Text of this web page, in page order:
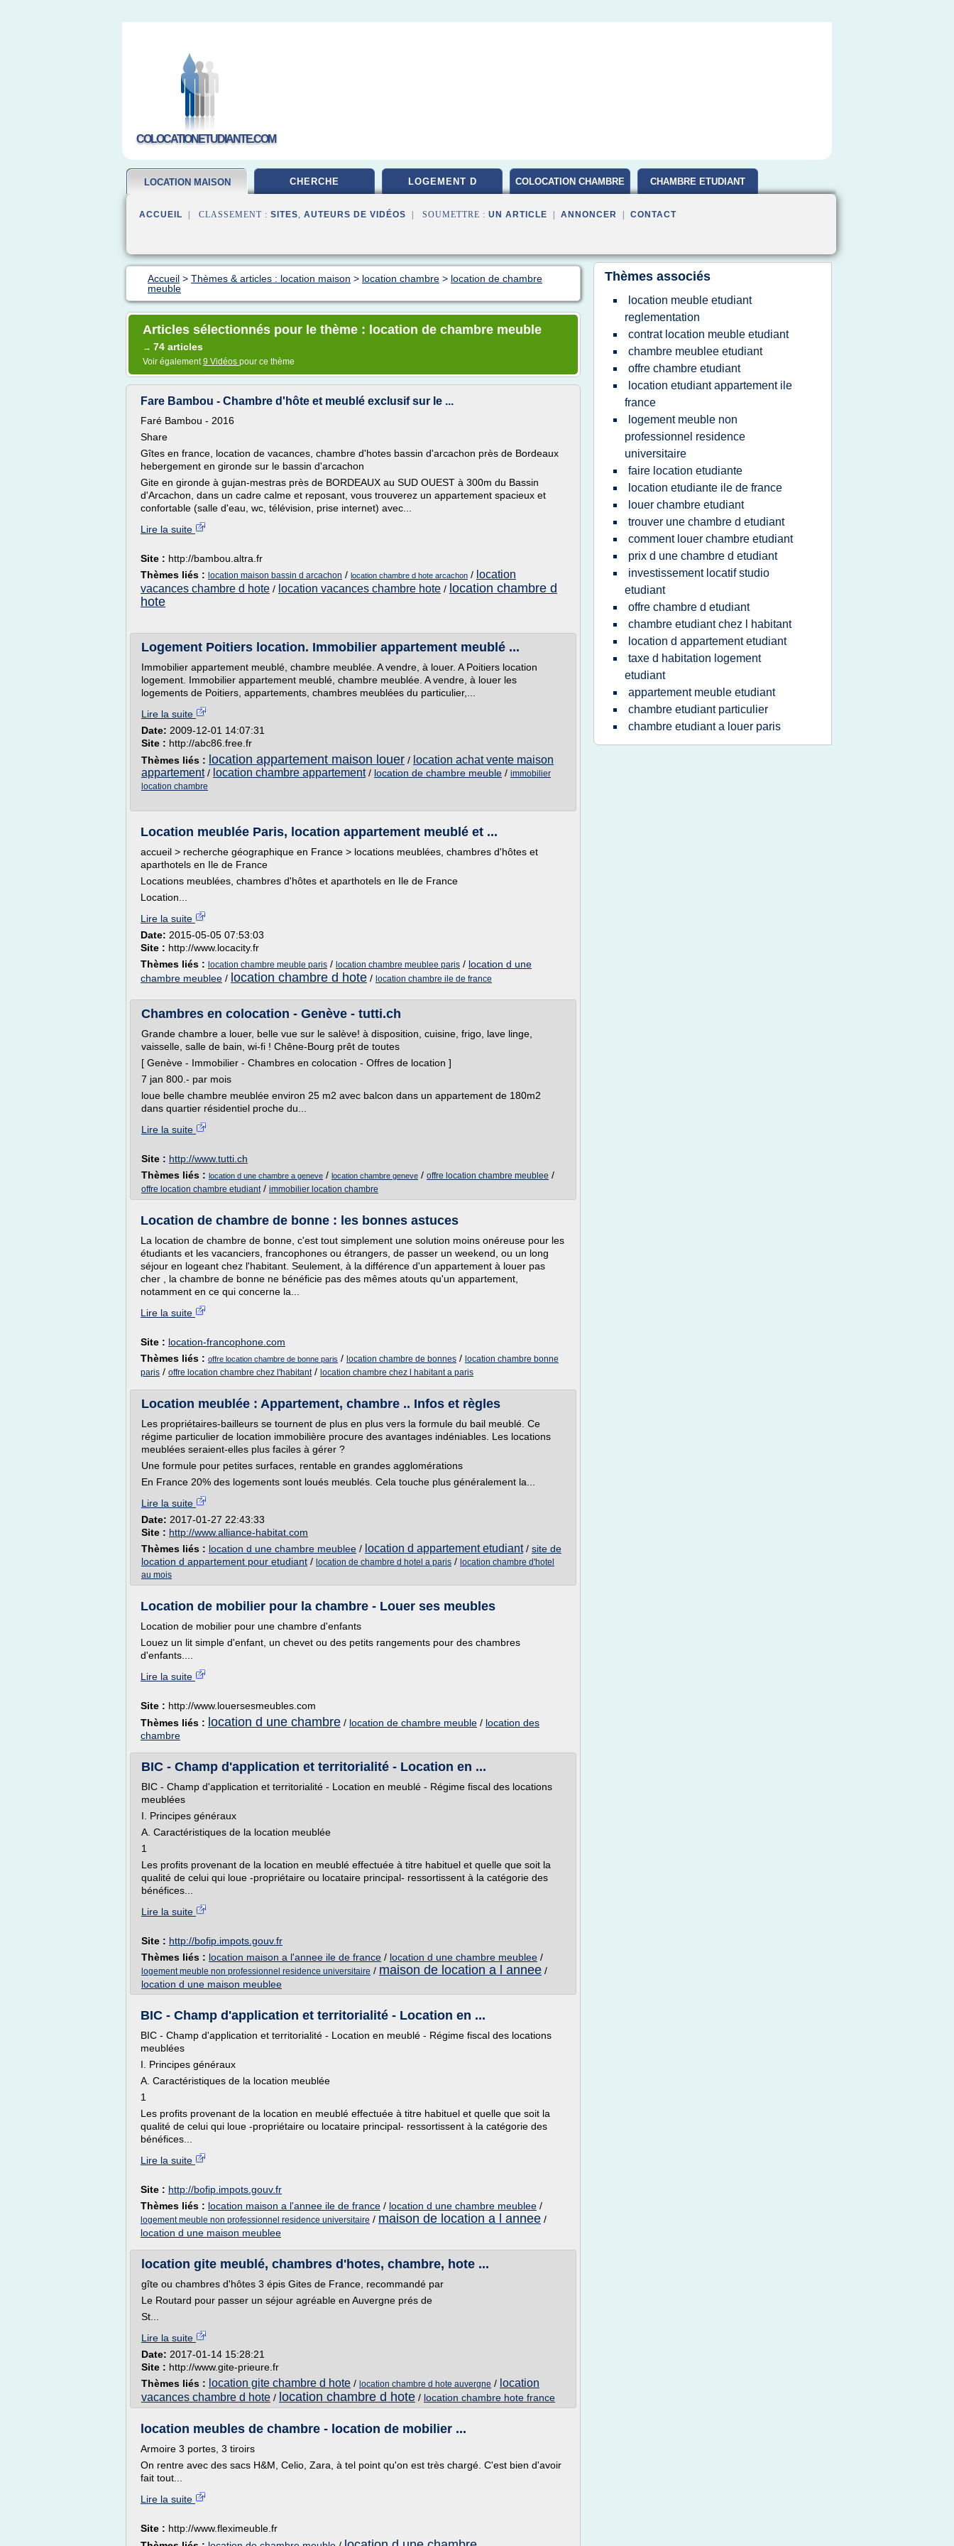
COLOCATIONETUDIANTE.COM
LOCATION MAISON CHERCHE LOGEMENT D COLOCATION CHAMBRE CHAMBRE ETUDIANT
ACCUEIL | CLASSEMENT : SITES, AUTEURS DE VIDÉOS | SOUMETTRE : UN ARTICLE ANNONCER CONTACT
Accueil > Thèmes & articles : location maison > location chambre > location de chambre
meuble
Articles sélectionnés pour le thème : location de chambre meuble
→ 74 articles
Voir également9 Vidéos pour ce thème
Fare Bambou - Chambre d'hôte et meublé exclusif sur le ...
Faré Bambou - 2016
Share
Gîtes en france, location de vacances, chambre d'hotes bassin d'arcachon près de Bordeaux
hebergement en gironde sur le bassin d'arcachon
Gite en gironde à gujan-mestras près de BORDEAUX au SUD OUEST à 300m du Bassin
d'Arcachon, dans un cadre calme et reposant, vous trouverez un appartement spacieux et
confortable (salle d'eau, wc, télévision, prise internet) avec...
Lire la suite
Site : http://bambou.altra.fr
Thèmes liés : location maison bassin d arcachon / location chambre d hote arcachon / location
vacances chambre d hote / location vacances chambre hote / location chambre d
hote
Logement Poitiers location. Immobilier appartement meublé ...
Immobilier appartement meublé, chambre meublée. A vendre, à louer. A Poitiers location
logement. Immobilier appartement meublé, chambre meublée. A vendre, à louer les
logements de Poitiers, appartements, chambres meublées du particulier,...
Lire la suite
Date: 2009-12-01 14:07:31
Site : http://abc86.free.fr
Thèmes liés : location appartement maison louer / location achat vente maison
appartement/ location chambre appartement/ location de chambre meuble / immobilier
location chambre
Location meublée Paris, location appartement meublé et ...
accueil > recherche géographique en France > locations meublées, chambres d'hôtes et
aparthotels en Ile de France
Locations meublées, chambres d'hôtes et aparthotels en Ile de France
Location...
Lire la suite
Date: 2015-05-05 07:53:03
Site : http://www.locacity.fr
Thèmes liés : location chambre meuble paris / location chambre meublee paris / location d une
chambre meublee / location chambre d hote / location chambre ile de france
Chambres en colocation - Genève - tutti.ch
Grande chambre a louer, belle vue sur le salève! à disposition, cuisine, frigo, lave linge,
vaisselle, salle de bain, wi-fi ! Chêne-Bourg prêt de toutes
[ Genève - Immobilier - Chambres en colocation - Offres de location ]
7 jan 800.- par mois
loue belle chambre meublée environ 25 m2 avec balcon dans un appartement de 180m2
dans quartier résidentiel proche du...
Lire la suite
Site : http://www.tutti.ch
Thèmes liés : location d une chambre a geneve / location chambre geneve / offre location chambre meublee /
offre location chambre etudiant/ immobilier location chambre
Location de chambre de bonne : les bonnes astuces
La location de chambre de bonne, c'est tout simplement une solution moins onéreuse pour les
étudiants et les vacanciers, francophones ou étrangers, de passer un weekend, ou un long
séjour en logeant chez l'habitant. Seulement, à la différence d'un appartement à louer pas
cher , la chambre de bonne ne bénéficie pas des mêmes atouts qu'un appartement,
notamment en ce qui concerne la...
Lire la suite
Site : location-francophone.com
Thèmes liés : offre location chambre de bonne paris / location chambre de bonnes / location chambre bonne
paris / offre location chambre chez l'habitant/ location chambre chez l habitant a paris
Location meublée : Appartement, chambre .. Infos et règles
Les propriétaires-bailleurs se tournent de plus en plus vers la formule du bail meublé. Ce
régime particulier de location immobilière procure des avantages indéniables. Les locations
meublées seraient-elles plus faciles à gérer ?
Une formule pour petites surfaces, rentable en grandes agglomérations
En France 20% des logements sont loués meublés. Cela touche plus généralement la...
Lire la suite
Date: 2017-01-27 22:43:33
Site : http://www.alliance-habitat.com
Thèmes liés : location d une chambre meublee / location d appartement etudiant/ site de
location d appartement pour etudiant / location de chambre d hotel a paris / location chambre d'hotel
au mois
Location de mobilier pour la chambre - Louer ses meubles
Location de mobilier pour une chambre d'enfants
Louez un lit simple d'enfant, un chevet ou des petits rangements pour des chambres
d'enfants....
Lire la suite
Site : http://www.louersesmeubles.com
Thèmes liés : location d une chambre / location de chambre meuble / location des
chambre
BIC - Champ d'application et territorialité - Location en ...
BIC - Champ d'application et territorialité - Location en meublé - Régime fiscal des locations
meublées
I. Principes généraux
A. Caractéristiques de la location meublée
1
Les profits provenant de la location en meublé effectuée à titre habituel et quelle que soit la
qualité de celui qui loue -propriétaire ou locataire principal- ressortissent à la catégorie des
bénéfices...
Lire la suite
Site : http://bofip.impots.gouv.fr
Thèmes liés : location maison a l'annee ile de france / location d une chambre meublee /
logement meuble non professionnel residence universitaire / maison de location a l annee /
location d une maison meublee
BIC - Champ d'application et territorialité - Location en ...
BIC - Champ d'application et territorialité - Location en meublé - Régime fiscal des locations
meublées
I. Principes généraux
A. Caractéristiques de la location meublée
1
Les profits provenant de la location en meublé effectuée à titre habituel et quelle que soit la
qualité de celui qui loue -propriétaire ou locataire principal- ressortissent à la catégorie des
bénéfices...
Lire la suite
Site : http://bofip.impots.gouv.fr
Thèmes liés : location maison a l'annee ile de france / location d une chambre meublee /
logement meuble non professionnel residence universitaire / maison de location a l annee /
location d une maison meublee
location gite meublé, chambres d'hotes, chambre, hote ...
gîte ou chambres d'hôtes 3 épis Gites de France, recommandé par
Le Routard pour passer un séjour agréable en Auvergne prés de
St...
Lire la suite
Date: 2017-01-14 15:28:21
Site : http://www.gite-prieure.fr
Thèmes liés : location gite chambre d hote / location chambre d hote auvergne / location
vacances chambre d hote / location chambre d hote / location chambre hote france
location meubles de chambre - location de mobilier ...
Armoire 3 portes, 3 tiroirs
On rentre avec des sacs H&M, Celio, Zara, à tel point qu'on est très chargé. C'est bien d'avoir
fait tout...
Lire la suite
Site : http://www.fleximeuble.fr
Thèmes associés
location meuble etudiant
reglementation
contrat location meuble etudiant
chambre meublee etudiant
offre chambre etudiant
location etudiant appartement ile
france
logement meuble non
professionnel residence
universitaire
faire location etudiante
location etudiante ile de france
louer chambre etudiant
trouver une chambre d etudiant
comment louer chambre etudiant
prix d une chambre d etudiant
investissement locatif studio
etudiant
offre chambre d etudiant
chambre etudiant chez l habitant
location d appartement etudiant
taxe d habitation logement
etudiant
appartement meuble etudiant
chambre etudiant particulier
chambre etudiant a louer paris